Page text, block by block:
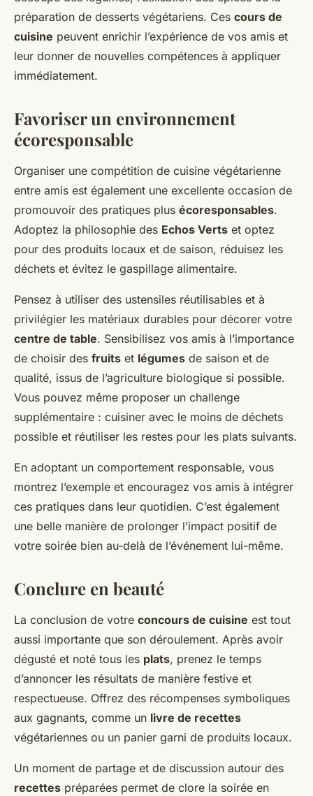
préparation de desserts végétariens. Ces cours de
cuisine peuvent enrichir l’expérience de vos amis et
leur donner de nouvelles compétences à appliquer
immédiatement.
Favoriser un environnement
écoresponsable
Organiser une compétition de cuisine végétarienne
entre amis est également une excellente occasion de
promouvoir des pratiques plus écoresponsables.
Adoptez la philosophie des Echos Verts et optez
pour des produits locaux et de saison, réduisez les
déchets et évitez le gaspillage alimentaire.
Pensez à utiliser des ustensiles réutilisables et à
privilégier les matériaux durables pour décorer votre
centre de table. Sensibilisez vos amis à l’importance
de choisir des fruits et légumes de saison et de
qualité, issus de l’agriculture biologique si possible.
Vous pouvez même proposer un challenge
supplémentaire : cuisiner avec le moins de déchets
possible et réutiliser les restes pour les plats suivants.
En adoptant un comportement responsable, vous
montrez l’exemple et encouragez vos amis à intégrer
ces pratiques dans leur quotidien. C’est également
une belle manière de prolonger l’impact positif de
votre soirée bien au-delà de l’événement lui-même.
Conclure en beauté
La conclusion de votre concours de cuisine est tout
aussi importante que son déroulement. Après avoir
dégusté et noté tous les plats, prenez le temps
d’annoncer les résultats de manière festive et
respectueuse. Offrez des récompenses symboliques
aux gagnants, comme un livre de recettes
végétariennes ou un panier garni de produits locaux.
Un moment de partage et de discussion autour des
recettes préparées permet de clore la soirée en